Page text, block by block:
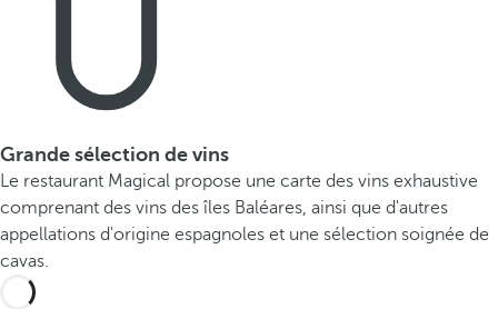
Grande sélection de vins
Le restaurant Magical propose une carte des vins exhaustive
comprenant des vins des îles Baléares, ainsi que d'autres
appellations d'origine espagnoles et une sélection soignée de
cavas.